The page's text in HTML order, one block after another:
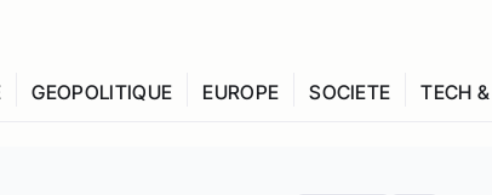
GEOPOLITIQUE EUROPE SOCIETE TECH